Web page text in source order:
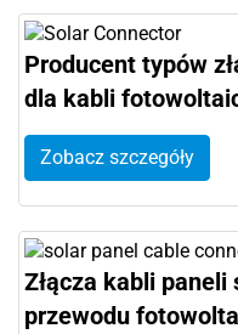
Producent typów
dla kabli
Zobacz szczegóły
Złącza kabli paneli
przewodu